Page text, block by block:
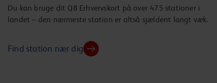
Du kan bruge dit Q8 Erhvervskort på over 475 stationer i
landet – den nærmeste station er altså sjældent langt væk.
Find station nær dig